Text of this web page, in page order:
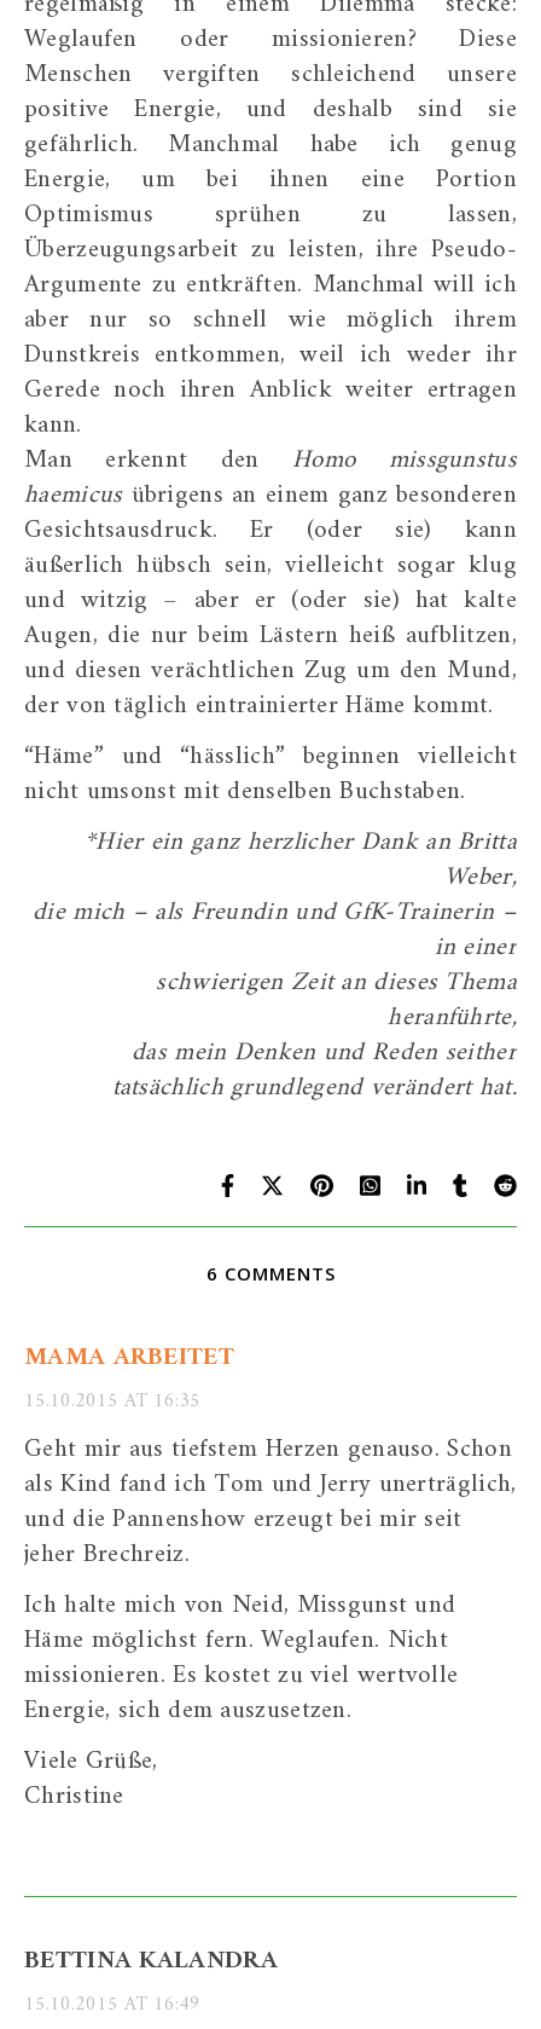
Weglaufen oder missionieren? Diese
Menschen vergiften schleichend unsere
positive Energie, und deshalb sind sie
gefährlich. Manchmal habe ich genug
Energie, um bei ihnen eine Portion
Optimismus sprühen zu lassen,
Überzeugungsarbeit zu leisten, ihre Pseudo-
Argumente zu entkräften. Manchmal will ich
aber nur so schnell wie möglich ihrem
Dunstkreis entkommen, weil ich weder ihr
Gerede noch ihren Anblick weiter ertragen
kann.
Man erkennt den Homo missgunstus
haemicusübrigens an einem ganz besonderen
Gesichtsausdruck. Er (oder sie) kann
äußerlich hübsch sein, vielleicht sogar klug
und witzig – aber er (oder sie) hat kalte
Augen, die nur beim Lästern heiß aufblitzen,
und diesen verächtlichen Zug um den Mund,
der von täglich eintrainierter Häme kommt.
“Häme” und “hässlich” beginnen vielleicht
nicht umsonst mit denselben Buchstaben.
*Hier ein ganz herzlicher Dank an Britta
Weber,
die mich – als Freundin und GfK-Trainerin –
in einer
schwierigen Zeit an dieses Thema
heranführte,
das mein Denken und Reden seither
tatsächlich grundlegend verändert hat.
6 COMMENTS
MAMA ARBEITET
15.10.2015 AT 16:35
Geht mir aus tiefstem Herzen genauso. Schon
als Kind fand ich Tom und Jerry unerträglich,
und die Pannenshow erzeugt bei mir seit
jeher Brechreiz.
Ich halte mich von Neid, Missgunst und
Häme möglichst fern. Weglaufen. Nicht
missionieren. Es kostet zu viel wertvolle
Energie, sich dem auszusetzen.
Viele Grüße,
Christine
BETTINA KALANDRA
15.10.2015 AT 16:49